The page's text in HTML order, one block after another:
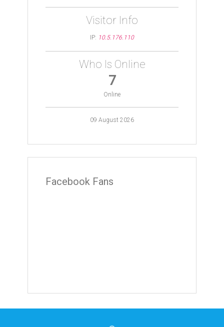
Visitor Info
IP: 10.5.176.110
Who Is Online
7
Online
09 August 2026
Facebook Fans